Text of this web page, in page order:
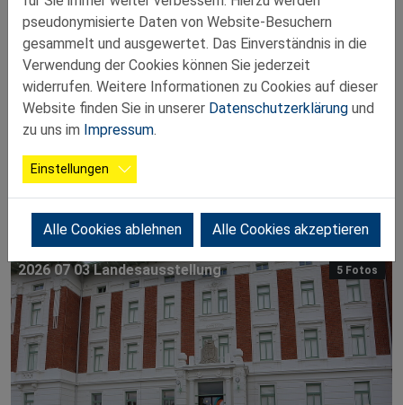
2026 07 03 Landesausstellung 5 Fotos
pseudonymisierte Daten von Website-Besuchern
gesammelt und ausgewertet. Das Einverständnis in die
Verwendung der Cookies können Sie jederzeit
widerrufen. Weitere Informationen zu Cookies auf dieser
Website finden Sie in unserer Datenschutzerklärung und
zu uns im Impressum.
Einstellungen
Alle Cookies ablehnen Alle Cookies akzeptieren